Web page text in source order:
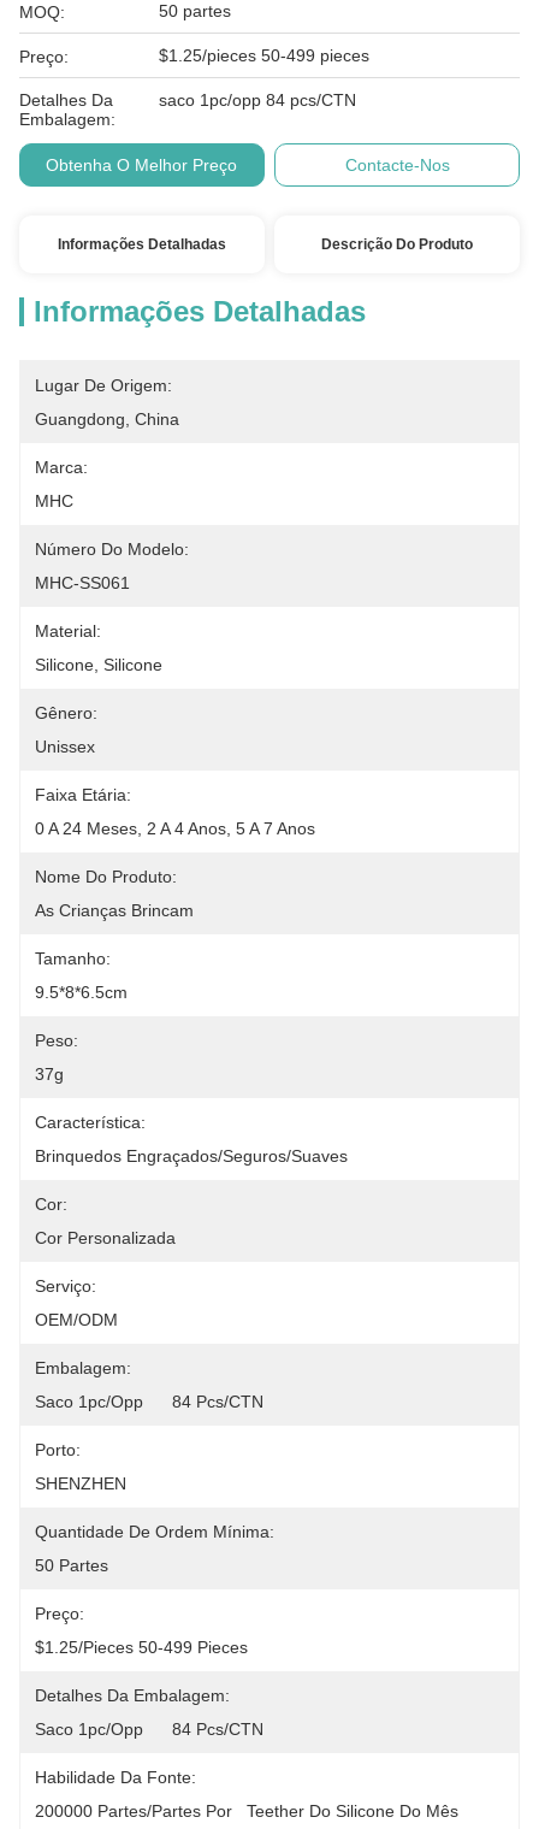
MOQ: 50 partes
Preço: $1.25/pieces 50-499 pieces
Detalhes Da
Embalagem:
saco 1pc/opp 84 pcs/CTN
Obtenha O Melhor Preço Contacte-Nos
Informações Detalhadas Descrição Do Produto
Informações Detalhadas
Lugar De Origem:
Guangdong, China
Marca:
MHC
Número Do Modelo:
MHC-SS061
Material:
Silicone, Silicone
Gênero:
Unissex
Faixa Etária:
0 A 24 Meses, 2 A 4 Anos, 5 A 7 Anos
Nome Do Produto:
As Crianças Brincam
Tamanho:
9.5*8*6.5cm
Peso:
37g
Característica:
Brinquedos Engraçados/seguros/suaves
Cor:
Cor Personalizada
Serviço:
OEM/ODM
Embalagem:
Saco 1pc/opp      84 Pcs/CTN
Porto:
SHENZHEN
Quantidade De Ordem Mínima:
50 Partes
Preço:
$1.25/pieces 50-499 Pieces
Detalhes Da Embalagem:
Saco 1pc/opp      84 Pcs/CTN
Habilidade Da Fonte:
200000 Partes/partes Por   Teether Do Silicone Do Mês